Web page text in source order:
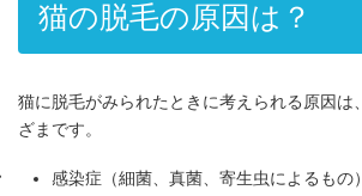
猫の脱毛の原因は？
猫に脱毛がみられたときに考えられる原因は
ざまです。
感染症（細菌、真菌、寄生虫によるもの）